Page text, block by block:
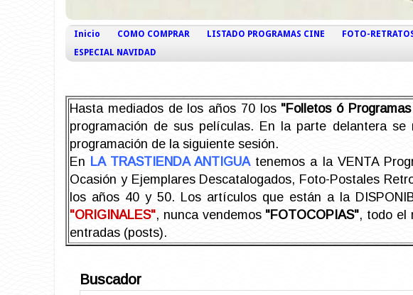
Inicio COMO COMPRAR LISTADO PROGRAMAS CINE FOTO-
ESPECIAL NAVIDAD
Hasta mediados de los años 70 los "Folletos ó
programación de sus películas. En la parte delantera
programación de la siguiente sesión.
En LA TRASTIENDA ANTIGUAtenemos a la VENTA
Ocasión y Ejemplares Descatalogados, Foto-Postales
los años 40 y 50. Los artículos que están a la
"ORIGINALES", nunca vendemos "FOTOCOPIAS", todo el
entradas (posts).
Buscador